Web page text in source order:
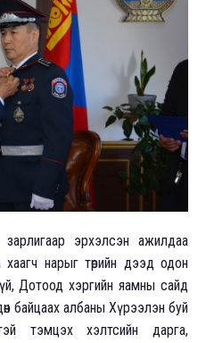
зарлигаар эрхэлсэн ажилдаа
нарыг төрийн дээд одон
Дотоод хэргийн яамны сайд
байцаах албаны Хүрээлэн буй
тэмцэх хэлтсийн дарга,